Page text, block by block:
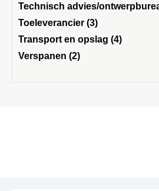
Technisch advies/
Toeleverancier (3)
Transport en opslag (4)
Verspanen (2)